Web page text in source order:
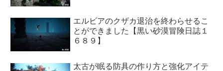
エルビアのクザカ退治を終わらせるこ
とができました【黒い砂漠冒険日誌１
６８９】
太古が眠る防具の作り方と強化アイテ